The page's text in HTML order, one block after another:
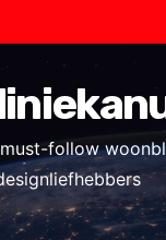
follow